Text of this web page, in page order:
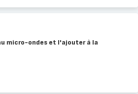
micro-ondes et l'ajouter à la